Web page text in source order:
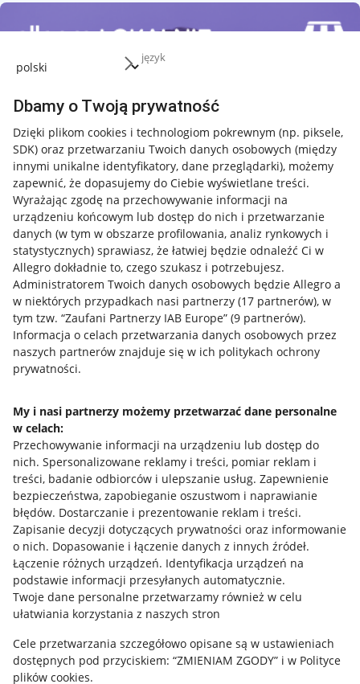
język
Dbamy o Twoją prywatność
Dzięki plikom cookies i technologiom pokrewnym (np. piksele,
SDK) oraz przetwarzaniu Twoich danych osobowych (między
innymi unikalne identyfikatory, dane przeglądarki), możemy
zapewnić, że dopasujemy do Ciebie wyświetlane treści.
Wyrażając zgodę na przechowywanie informacji na
urządzeniu końcowym lub dostęp do nich i przetwarzanie
danych (w tym w obszarze profilowania, analiz rynkowych i
statystycznych) sprawiasz, że łatwiej będzie odnaleźć Ci w
Allegro dokładnie to, czego szukasz i potrzebujesz.
Administratorem Twoich danych osobowych będzie Allegro a
w niektórych przypadkach nasi partnerzy (17 partnerów), w
tym tzw. “Zaufani Partnerzy IAB Europe” (9 partnerów).
Informacja o celach przetwarzania danych osobowych przez
naszych partnerów znajduje się w ich politykach ochrony
prywatności.
My i nasi partnerzy możemy przetwarzać dane personalne
w celach:
Przechowywanie informacji na urządzeniu lub dostęp do
nich. Spersonalizowane reklamy i treści, pomiar reklam i
treści, badanie odbiorców i ulepszanie usług. Zapewnienie
bezpieczeństwa, zapobieganie oszustwom i naprawianie
błędów. Dostarczanie i prezentowanie reklam i treści.
Zapisanie decyzji dotyczących prywatności oraz informowanie
o nich. Dopasowanie i łączenie danych z innych źródeł.
Łączenie różnych urządzeń. Identyfikacja urządzeń na
podstawie informacji przesyłanych automatycznie.
Twoje dane personalne przetwarzamy również w celu
ułatwiania korzystania z naszych stron
Cele przetwarzania szczegółowo opisane są w ustawieniach
dostępnych pod przyciskiem: “ZMIENIAM ZGODY” i w Polityce
plików cookies.
Przydatne informacje
Jak to działa
Allegro Gadane dla sprzedających
Allegro Gadane dla kupujących
Mapa miejscowości
Informacje prawne
Regulamin
Polityka plików "cookies"
Ustawienia plików "cookies"
Udostępnianie lokalizacji
Informacje dla Aktu o Usługach Cyfrowych